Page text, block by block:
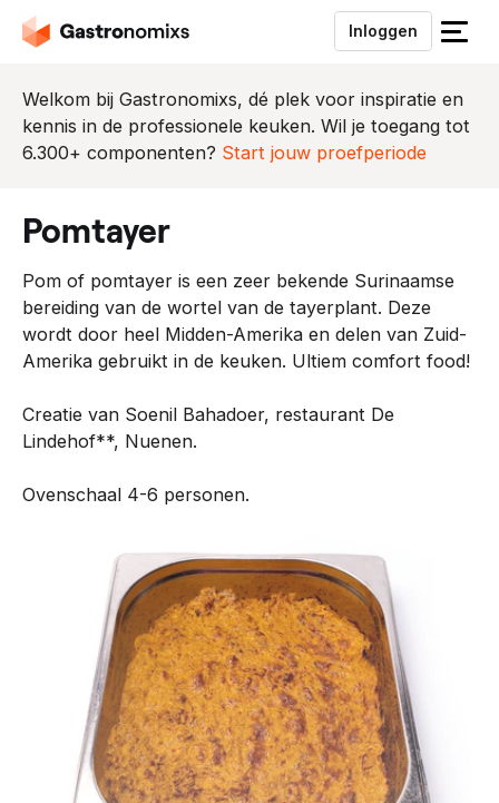
Inloggen
S
u
i
e
u
Welkom bij Gastronomixs, dé plek voor inspiratie en
kennis in de professionele keuken. Wil je toegang tot
6.300+ componenten? Start jouw proefperiode
pomtayer
Pom of pomtayer is een zeer bekende Surinaamse
bereiding van de wortel van de tayerplant. Deze
wordt door heel Midden-Amerika en delen van Zuid-
Amerika gebruikt in de keuken. Ultiem comfort food!
Creatie van Soenil Bahadoer, restaurant De
Lindehof**, Nuenen.
Ovenschaal 4-6 personen.